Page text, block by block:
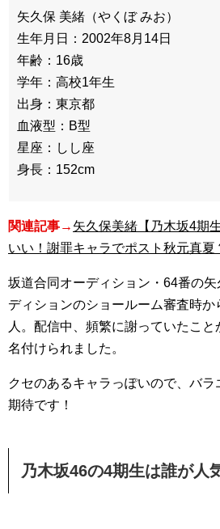
矢久保 美緒（やくぼ みお）
生年月日：2002年8月14日
年齢：16歳
学年：高校1年生
出身：東京都
血液型：B型
星座：しし座
身長：152cm
関連記事→ 矢久保美緒【乃木坂4期
いい！謝罪キャラでポスト秋元真夏
坂道合同オーディション・64番の
ディションのショールーム審査時
人。配信中、頻繁に謝っていたこと
名付けられました。
クセのあるキャラっぽいので、バラ
期待です！
乃木坂46の4期生は誰が人